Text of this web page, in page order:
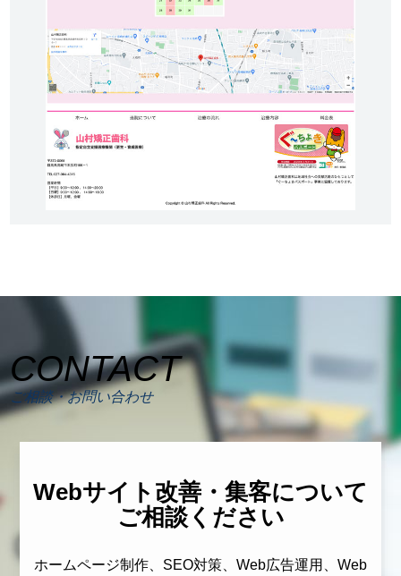
CONTACT
ご相談・お問い合わせ
Webサイト改善・集客について
ご相談ください
ホームページ制作、SEO対策、Web広告運用、Web